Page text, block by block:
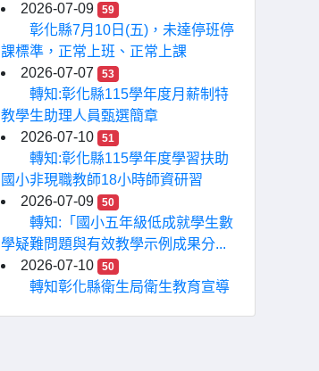
2026-07-09
59
彰化縣7月10日(五)，未達停班停
課標準，正常上班、正常上課
2026-07-07
53
轉知:彰化縣115學年度月薪制特
教學生助理人員甄選簡章
2026-07-10
51
轉知:彰化縣115學年度學習扶助
國小非現職教師18小時師資研習
2026-07-09
50
轉知:「國小五年級低成就學生數
學疑難問題與有效教學示例成果分...
2026-07-10
50
轉知彰化縣衛生局衛生教育宣導